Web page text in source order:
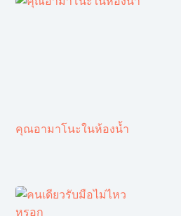
คุณอามาโนะในห้องน้ำ